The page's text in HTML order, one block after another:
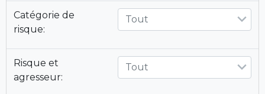
Catégorie de
risque:
Tout
Risque et
agresseur:
Tout